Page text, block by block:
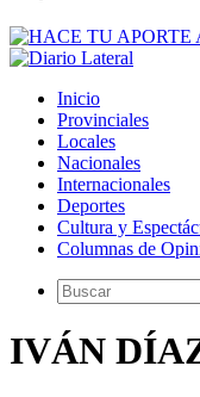
Inicio
Provinciales
Locales
Nacionales
Internacionales
Deportes
Cultura y
Columnas de
IVÁN